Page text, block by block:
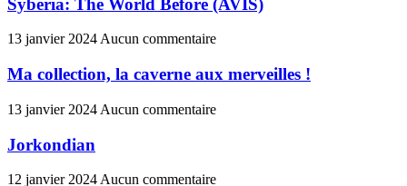
13 janvier 2024 Aucun commentaire
Ma collection, la caverne aux merveilles !
13 janvier 2024 Aucun commentaire
Jorkondian
12 janvier 2024 Aucun commentaire